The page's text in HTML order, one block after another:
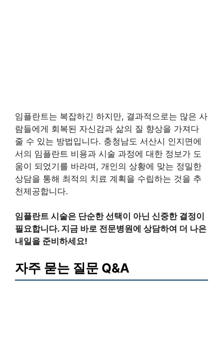
임플란트는 복잡하긴 하지만, 결과적으로는 많은 사
람들에게 회복된 자신감과 삶의 질 향상을 가져다
줄 수 있는 방법입니다. 충청남도 서산시 인지면에
서의 임플란트 비용과 시술 과정에 대한 정보가 도
움이 되었기를 바라며, 개인의 상황에 맞는 정밀한
상담을 통해 최적의 치료 계획을 수립하는 것을 추
천제공합니다.
임플란트 시술은 단순한 선택이 아닌 신중한 결정이
필요합니다. 지금 바로 전문병원에 상담하여 더 나은
내일을 준비하세요!
자주 묻는 질문 Q&A